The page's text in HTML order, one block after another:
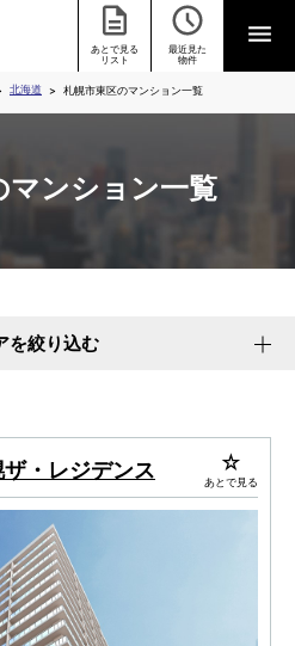
あとで見る
リスト
最近見た
物件
北海道 札幌市東区のマンション一覧
マンション一覧
を絞り込む
・レジデンス あとで見る